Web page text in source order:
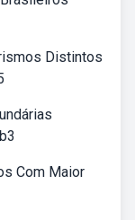
Distintos
Com Maior